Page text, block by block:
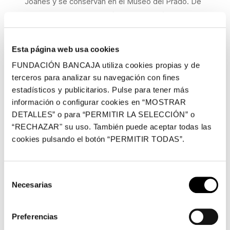
Esta página web usa cookies
FUNDACIÓN BANCAJA utiliza cookies propias y de
terceros para analizar su navegación con fines
estadísticos y publicitarios. Pulse para tener más
información o configurar cookies en “MOSTRAR
DETALLES” o para “PERMITIR LA SELECCIÓN” o
“RECHAZAR" su uso. También puede aceptar todas las
cookies pulsando el botón “PERMITIR TODAS”.
Necesarias
Preferencias
Estebanse localiza en el mismo museo; en ella uno
presenta un tipo figurativo muy similar al
Jerónimoobjeto de este estudio, con su barba
poblada y poco definida, la nariz puntiaguda, su
canon alargado, la precisión de la musculatura y los
sombreados, y el tratamiento de los pliegues,
como ocurre también con los dos sayones de los
Improperios.
Igualmente podemos relacionar esteSan
o con otro que se ha atribuido a Onofre
Falcó, de una colección particular valenciana.
tonalidad de la paleta pictórica (algo más oscura